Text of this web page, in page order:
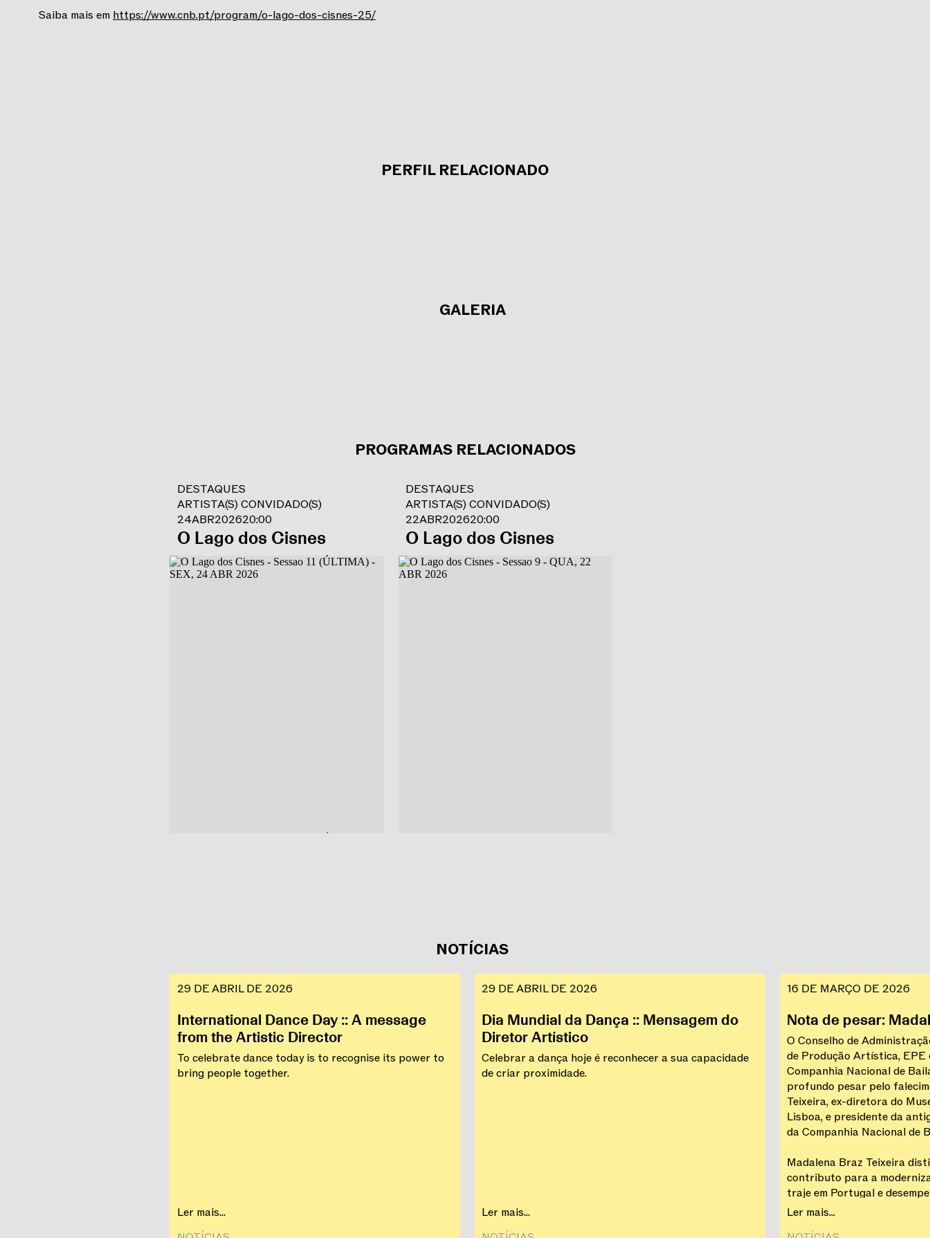
Saiba mais emhttps://www.cnb.pt/program/o-lago-dos-cisnes-25/
PERFIL RELACIONADO
GALERIA
PROGRAMAS RELACIONADOS
DESTAQUES
ARTISTA(S) CONVIDADO(S)
24ABR202620:00
O Lago dos Cisnes
DESTAQUES
ARTISTA(S) CONVIDADO(S)
22ABR202620:00
O Lago dos Cisnes
NOTÍCIAS
29 DE ABRIL DE 2026
International Dance Day :: A message
from the Artistic Director
To celebrate dance today is to recognise its power to
bring people together.
Ler mais...
29 DE ABRIL DE 2026
Dia Mundial da Dança :: Mensagem do
Diretor Artístico
Celebrar a dança hoje é reconhecer a sua capacidade
de criar proximidade.
Ler mais...
16 DE MARÇO DE 2026
Nota de pesar:
O Conselho de
de Produção Artística,
Companhia Nacional de
profundo pesar pelo
Teixeira, ex-diretora do
Lisboa, e presidente da
da Companhia Nacional de
Madalena Braz Teixeira
contributo para a
traje em Portugal e
na transformação da Casa
Ler mais...